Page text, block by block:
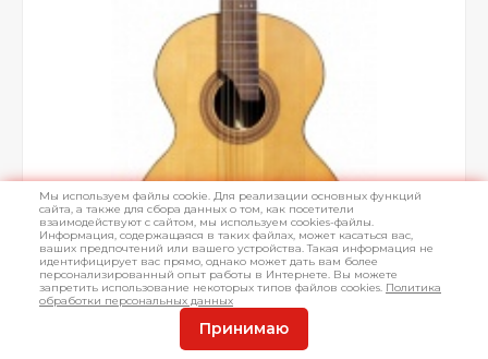
Мы используем файлы cookie. Для реализации основных функций
сайта, а также для сбора данных о том, как посетители
взаимодействуют с сайтом, мы используем cookies-файлы.
Информация, содержащаяся в таких файлах, может касаться вас,
ваших предпочтений или вашего устройства. Такая информация не
идентифицирует вас прямо, однако может дать вам более
персонализированный опыт работы в Интернете. Вы можете
запретить использование некоторых типов файлов cookies. Политика
обработки персональных данных
Принимаю